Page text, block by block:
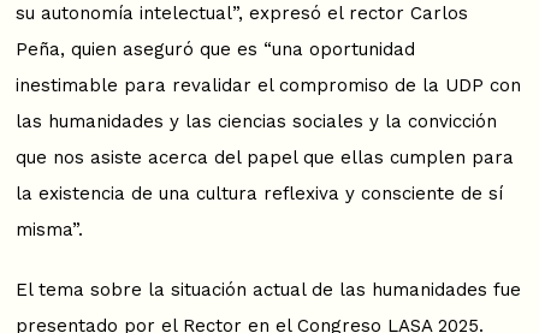
su autonomía intelectual”, expresó el rector Carlos
Peña, quien aseguró que es “una oportunidad
inestimable para revalidar el compromiso de la UDP con
las humanidades y las ciencias sociales y la convicción
que nos asiste acerca del papel que ellas cumplen para
la existencia de una cultura reflexiva y consciente de sí
misma”.
El tema sobre la situación actual de las humanidades fue
presentado por el Rector en el Congreso LASA 2025.